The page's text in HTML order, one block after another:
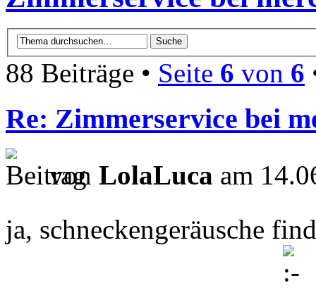
88 Beiträge • Seite 6 von 6
Re: Zimmerservice bei
von LolaLuca am
ja, schneckengeräusche